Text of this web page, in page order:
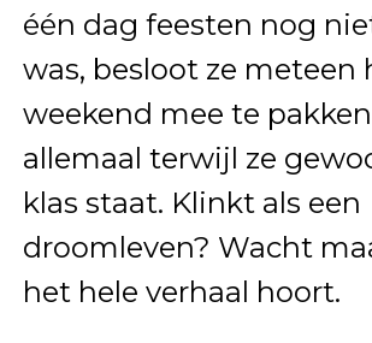
één dag feesten nog
was, besloot ze meteen
weekend mee te
allemaal terwijl ze
klas staat. Klinkt als een
droomleven? Wacht
het hele verhaal hoort.